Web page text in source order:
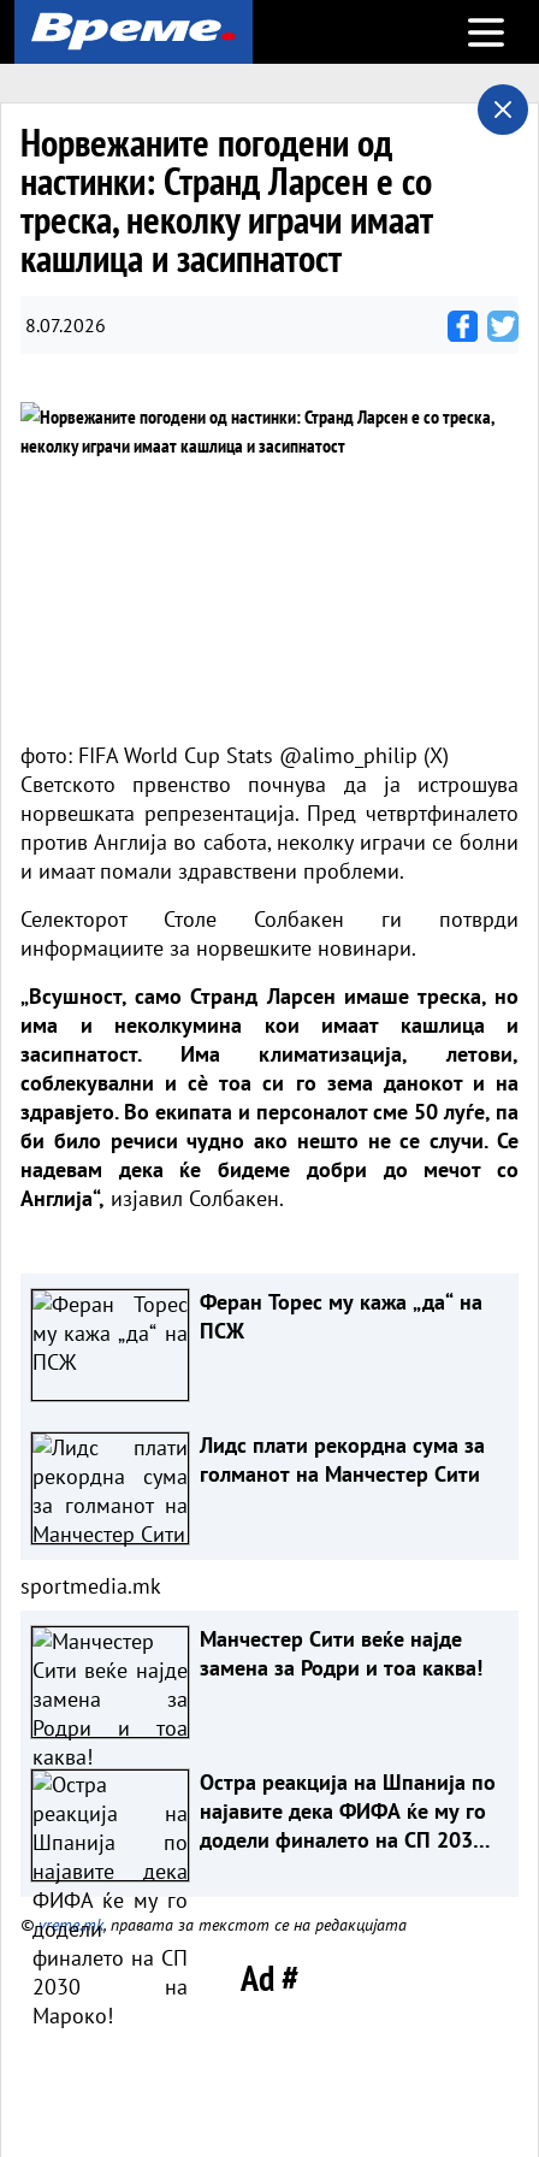
Open
Норвежаните погодени од
настинки: Странд Ларсен e со
треска, неколку играчи имаат
кашлица и засипнатост
8.07.2026
фото: FIFA World Cup Stats @alimo_philip (X)
Светското првенство почнува да ја истрошува
норвешката репрезентација. Пред четвртфиналето
против Англија во сабота, неколку играчи се болни
и имаат помали здравствени проблеми.
Селекторот Столе Солбакен ги потврди
информациите за норвешките новинари.
„Всушност, само Странд Ларсен имаше треска, но
има и неколкумина кои имаат кашлица и
засипнатост. Има климатизација, летови,
соблекувални и сè тоа си го зема данокот и на
здравјето. Во екипата и персоналот сме 50 луѓе, па
би било речиси чудно ако нешто не се случи. Се
надевам дека ќе бидеме добри до мечот со
Англија“, изјавил Солбакен.
Феран Торес му кажа „да“ на
ПСЖ
Лидс плати рекордна сума за
голманот на Манчестер Сити
sportmedia.mk
Манчестер Сити веќе најде
замена за Родри и тоа каква!
Остра реакција на Шпанија по
најавите дека ФИФА ќе му го
додели финалето на СП 2030
©vreme.mk, правата за текстот се на редакцијата
Ad #